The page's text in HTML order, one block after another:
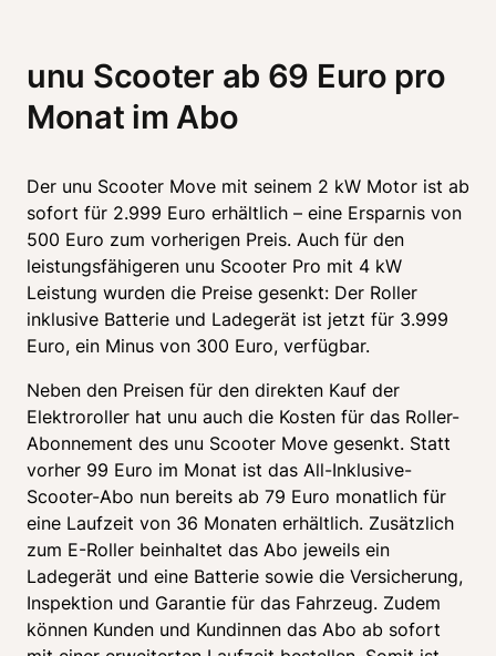
unu Scooter ab 69 Euro pro
Monat im Abo
Der unu Scooter Move mit seinem 2 kW Motor ist ab
sofort für 2.999 Euro erhältlich – eine Ersparnis von
500 Euro zum vorherigen Preis. Auch für den
leistungsfähigeren unu Scooter Pro mit 4 kW
Leistung wurden die Preise gesenkt: Der Roller
inklusive Batterie und Ladegerät ist jetzt für 3.999
Euro, ein Minus von 300 Euro, verfügbar.
Neben den Preisen für den direkten Kauf der
Elektroroller hat unu auch die Kosten für das Roller-
Abonnement des unu Scooter Move gesenkt. Statt
vorher 99 Euro im Monat ist das All-Inklusive-
Scooter-Abo nun bereits ab 79 Euro monatlich für
eine Laufzeit von 36 Monaten erhältlich. Zusätzlich
zum E-Roller beinhaltet das Abo jeweils ein
Ladegerät und eine Batterie sowie die Versicherung,
Inspektion und Garantie für das Fahrzeug. Zudem
können Kunden und Kundinnen das Abo ab sofort